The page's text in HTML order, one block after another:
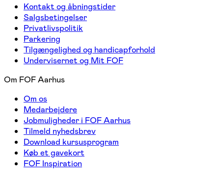
Kontakt og åbningstider
Salgsbetingelser
Privatlivspolitik
Parkering
Tilgængelighed og handicapforhold
Undervisernet og Mit FOF
Om FOF Aarhus
Om os
Medarbejdere
Jobmuligheder i FOF Aarhus
Tilmeld nyhedsbrev
Download kursusprogram
Køb et gavekort
FOF Inspiration